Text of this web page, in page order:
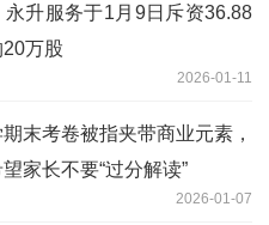
永升服务于1月9日斥资36.88
万股
2026-01-11
末考卷被指夹带商业元素，
家长不要“过分解读”
2026-01-07